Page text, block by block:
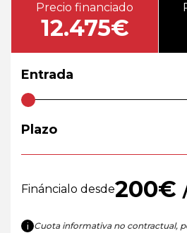
Precio financiado
12.475€
Entrada
Plazo
Fináncialo desde200€
i Cuota informativa no contractual,